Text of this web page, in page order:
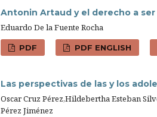
Antonin Artaud y el derecho a ser
Eduardo De la Fuente Rocha
PDF PDF ENGLISH
Las perspectivas de las y los
Oscar Cruz Pérez,Hildebertha Esteban
Pérez Jiménez